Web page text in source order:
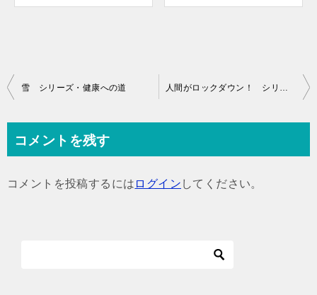
投
ビ
雪 シリーズ・健康への道 人間がロックダウン！ シリーズ・健康への道
コメントを残す
コメントを投稿するには ログイン してください。